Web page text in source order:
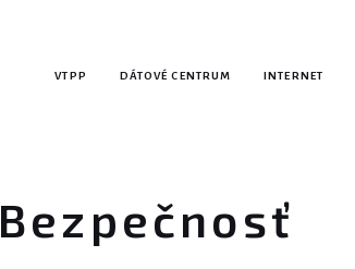
VTPP DÁTOVÉ CENTRUM INTERNET
Bezpečnosť